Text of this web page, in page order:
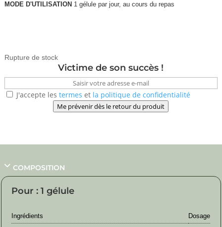
MODE D'UTILISATION 1 gélule par jour, au cours du repas
Rupture de stock
Victime de son succès !
J'accepte les termes et la politique de confidentialité
Me prévenir dès le retour du produit
COMPOSITION
Pour : 1 gélule
Ingrédients Dosage